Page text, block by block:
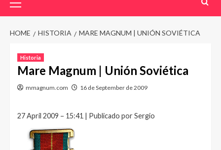
Menu
HOME HISTORIA MARE MAGNUM | UNIÓN SOVIÉTICA
Historia
Mare Magnum | Unión Soviética
mmagnum.com 16 de September de 2009
27 April 2009 – 15:41 | Publicado por Sergio